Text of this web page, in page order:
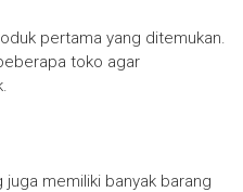
pertama yang ditemukan.
toko agar
memiliki banyak barang